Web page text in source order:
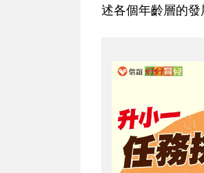
述各個年齡層的發